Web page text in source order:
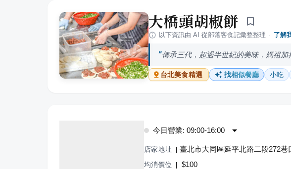
大橋頭胡椒餅
以下資訊由 AI 從部落客食記彙整整理 · 了解
傳承三代，超過半世紀的美味，媽祖加
台北美食精選 找相似餐廳 小吃
今日營業: 09:00-16:00
店家地址 | 臺北市大同區延平北路二段272巷
均消價位 | $100